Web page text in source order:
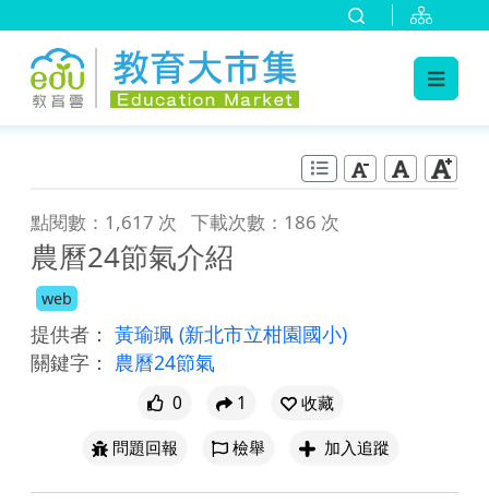
點閱數：1,617 次 下載次數：186 次
農曆24節氣介紹
web
提供者： 黃瑜珮 (新北市立柑園國小)
關鍵字： 農曆24節氣
0 1
收藏
問題回報
檢舉 加入追蹤